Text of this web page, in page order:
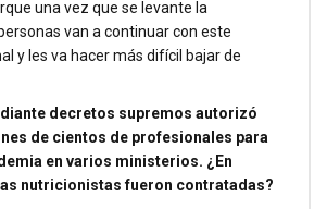
una vez que se levante la
van a continuar con este
y les va hacer más difícil bajar de
decretos supremos autorizó
de cientos de profesionales para
en varios ministerios. ¿En
nutricionistas fueron contratadas?